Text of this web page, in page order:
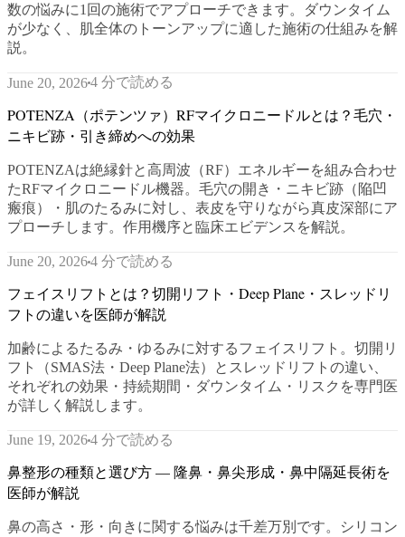
数の悩みに1回の施術でアプローチできます。ダウンタイム
が少なく、肌全体のトーンアップに適した施術の仕組みを解
説。
June 20, 20264 分で読める
POTENZA（ポテンツァ）RFマイクロニードルとは？毛穴・
ニキビ跡・引き締めへの効果
POTENZAは絶縁針と高周波（RF）エネルギーを組み合わせ
たRFマイクロニードル機器。毛穴の開き・ニキビ跡（陥凹
瘢痕）・肌のたるみに対し、表皮を守りながら真皮深部にア
プローチします。作用機序と臨床エビデンスを解説。
June 20, 20264 分で読める
フェイスリフトとは？切開リフト・Deep Plane・スレッドリ
フトの違いを医師が解説
加齢によるたるみ・ゆるみに対するフェイスリフト。切開リ
フト（SMAS法・Deep Plane法）とスレッドリフトの違い、
それぞれの効果・持続期間・ダウンタイム・リスクを専門医
が詳しく解説します。
June 19, 20264 分で読める
鼻整形の種類と選び方 — 隆鼻・鼻尖形成・鼻中隔延長術を
医師が解説
鼻の高さ・形・向きに関する悩みは千差万別です。シリコン